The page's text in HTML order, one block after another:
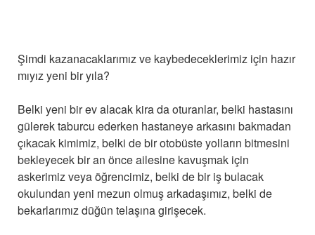
Şimdi kazanacaklarımız ve kaybedeceklerimiz için hazır
mıyız yeni bir yıla?
Belki yeni bir ev alacak kira da oturanlar, belki hastasını
gülerek taburcu ederken hastaneye arkasını bakmadan
çıkacak kimimiz, belki de bir otobüste yolların bitmesini
bekleyecek bir an önce ailesine kavuşmak için
askerimiz veya öğrencimiz, belki de bir iş bulacak
okulundan yeni mezun olmuş arkadaşımız, belki de
bekarlarımız düğün telaşına girişecek.